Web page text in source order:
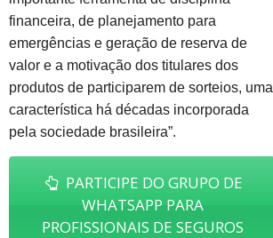
financeira, de planejamento para
emergências e geração de reserva de
valor e a motivação dos titulares dos
produtos de participarem de sorteios, uma
característica há décadas incorporada
pela sociedade brasileira”.
PARTICIPE DO GRUPO DE
WHATSAPP PARA
PROFISSIONAIS DE SEGUROS